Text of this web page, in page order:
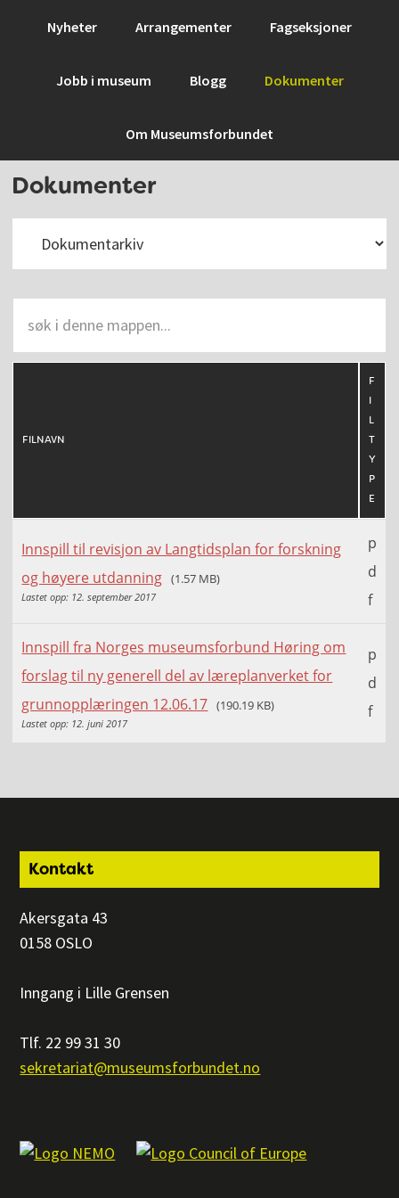
Nyheter Arrangementer Fagseksjoner
Jobb i museum Blogg Dokumenter
Om Museumsforbundet
Dokumenter
FILNAVN
F
I
L
T
Y
P
E
Innspill til revisjon av Langtidsplan for forskning
og høyere utdanning (1.57 MB)
Lastet opp: 12. september 2017
p
d
f
Innspill fra Norges museumsforbund Høring om
forslag til ny generell del av læreplanverket for
grunnopplæringen 12.06.17 (190.19 KB)
Lastet opp: 12. juni 2017
p
d
f
Footer
Kontakt
Akersgata 43
0158 OSLO
Inngang i Lille Grensen
Tlf. 22 99 31 30
sekretariat@museumsforbundet.no